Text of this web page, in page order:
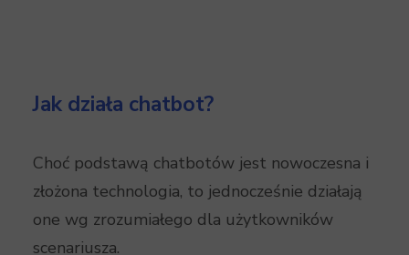
Jak działa chatbot?
Choć podstawą chatbotów jest nowoczesna i
złożona technologia, to jednocześnie działają
one wg zrozumiałego dla użytkowników
scenariusza.